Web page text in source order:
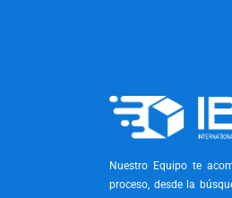
Nuestro Equipo te
proceso, desde la